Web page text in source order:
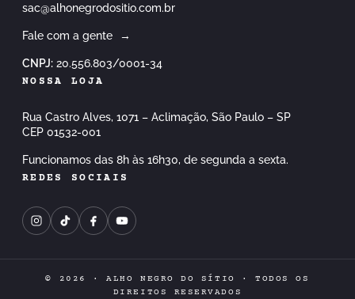
sac@alhonegrodositio.com.br
Fale com a gente →
CNPJ: 20.556.803/0001-34
NOSSA LOJA
Rua Castro Alves, 1071 – Aclimação, São Paulo – SP
CEP 01532-001
Funcionamos das 8h às 16h30, de segunda a sexta.
REDES SOCIAIS
© 2026 · ALHO NEGRO DO SÍTIO · TODOS OS
DIREITOS RESERVADOS